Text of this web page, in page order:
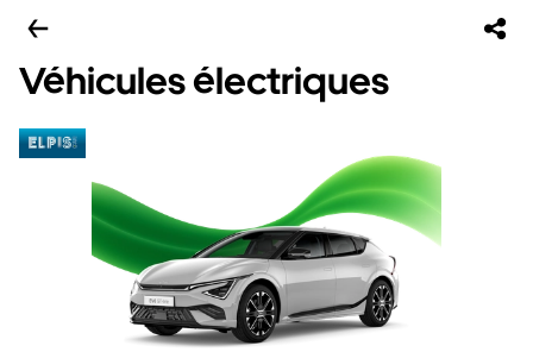
Véhicules électriques